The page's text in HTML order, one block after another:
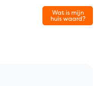
Wat is mijn
huis waard?